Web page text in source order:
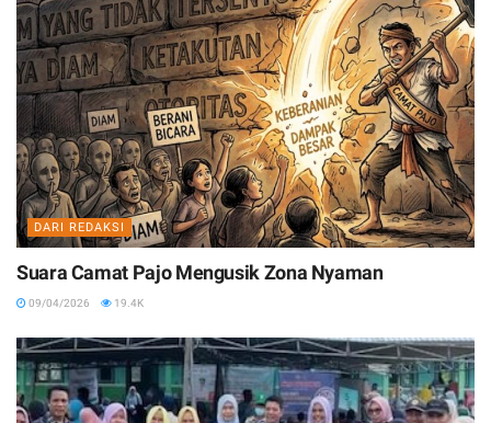
DARI REDAKSI
Suara Camat Pajo Mengusik Zona Nyaman
09/04/2026 19.4K